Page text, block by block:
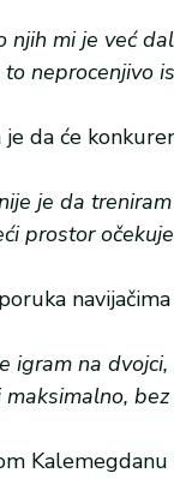
njih mi je već
neprocenjivo
je da će
je da
prostor
igram na